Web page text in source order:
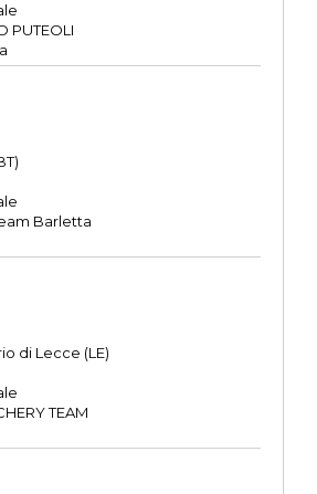
PUTEOLI
Barletta
di Lecce (LE)
TEAM